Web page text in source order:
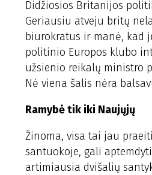
Didžiosios Britanijos
Geriausiu atveju britų
biurokratus ir manė, kad
politinio Europos klubo
užsienio reikalų ministro
Nė viena šalis nėra
Ramybė tik iki Naujųjų
Žinoma, visa tai jau
santuokoje, gali
artimiausia dvišalių